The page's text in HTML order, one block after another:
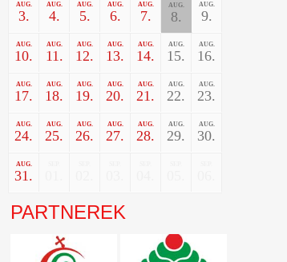
AUG.
3.
AUG.
4.
AUG.
5.
AUG.
6.
AUG.
7.
AUG.
8.
AUG.
9.
AUG.
10.
AUG.
11.
AUG.
12.
AUG.
13.
AUG.
14.
AUG.
15.
AUG.
16.
AUG.
17.
AUG.
18.
AUG.
19.
AUG.
20.
AUG.
21.
AUG.
22.
AUG.
23.
AUG.
24.
AUG.
25.
AUG.
26.
AUG.
27.
AUG.
28.
AUG.
29.
AUG.
30.
AUG.
31.
PARTNEREK